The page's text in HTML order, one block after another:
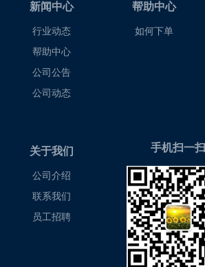
新闻中心
行业动态
帮助中心
公司公告
公司动态
帮助中心
如何下单
关于我们
公司介绍
联系我们
员工招聘
手机扫一扫